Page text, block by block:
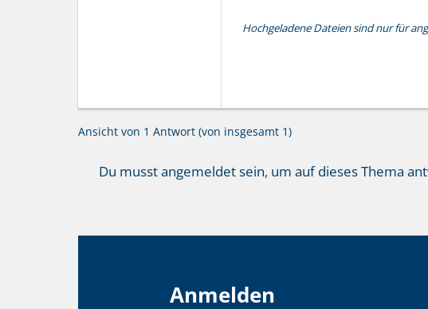
Hochgeladene Dateien sind nur für
Ansicht von 1 Antwort (von insgesamt 1)
Du musst angemeldet sein, um auf dieses Thema
Anmelden